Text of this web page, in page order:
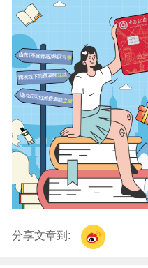
分享文章到: